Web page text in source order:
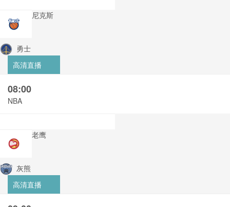
尼克斯
勇士
高清直播
08:00
NBA
老鹰
灰熊
高清直播